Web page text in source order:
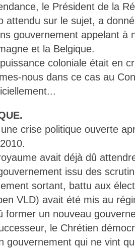
le Président de la
attendu sur le sujet, a
gouvernement appelant à
et la Belgique.
coloniale était en
nous dans ce cas au
crise politique ouverte
avait déjà dû
issu des
sortant, battu aux
VLD) avait été mis au
former un nouveau
le Chrétien
gouvernement qui ne vint